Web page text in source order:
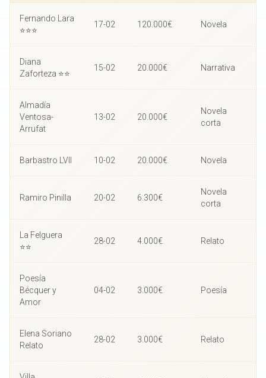
Fernando Lara
⭐⭐⭐
17-02 120.000€ Novela
Diana
Zaforteza ⭐⭐
15-02 20.000€ Narrativa
Almadía
Ventosa-
Arrufat
13-02 20.000€
Novela
corta
Barbastro LVII 10-02 20.000€ Novela
Ramiro Pinilla 20-02 6.300€
Novela
corta
La Felguera
⭐⭐
28-02 4.000€ Relato
Poesía
Bécquer y
Amor
04-02 3.000€ Poesía
Elena Soriano
Relato
28-02 3.000€ Relato